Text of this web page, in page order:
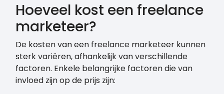
Hoeveel kost een freelance
marketeer?
De kosten van een freelance marketeer kunnen
sterk variëren, afhankelijk van verschillende
factoren. Enkele belangrijke factoren die van
invloed zijn op de prijs zijn: